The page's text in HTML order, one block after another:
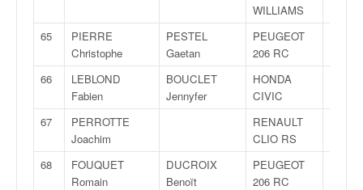
WILLIAMS
65
PIERRE
Christophe
PESTEL
Gaetan
PEUGEOT
206 RC
66
LEBLOND
Fabien
BOUCLET
Jennyfer
HONDA
CIVIC
67
PERROTTE
Joachim
RENAULT
CLIO RS
68
FOUQUET
Romain
DUCROIX
Benoït
PEUGEOT
206 RC